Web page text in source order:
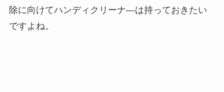
除に向けてハンディクリーナ―は持っておきたい
ですよね。